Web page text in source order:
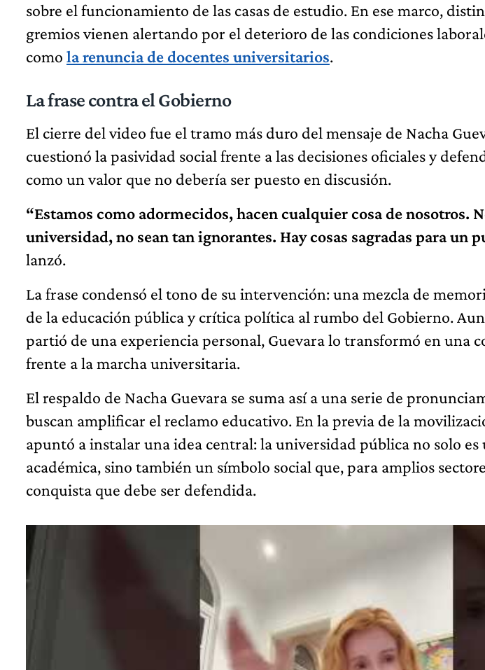
sobre el funcionamiento de las casas de estudio. En ese marco,
gremios vienen alertando por el deterioro de las condiciones
como la renuncia de docentes universitarios.
La frase contra el Gobierno
El cierre del video fue el tramo más duro del mensaje de Nacha
cuestionó la pasividad social frente a las decisiones oficiales y
como un valor que no debería ser puesto en discusión.
“Estamos como adormecidos, hacen cualquier cosa de nosotros.
universidad, no sean tan ignorantes. Hay cosas sagradas para un
lanzó.
La frase condensó el tono de su intervención: una mezcla de
de la educación pública y crítica política al rumbo del Gobierno.
partió de una experiencia personal, Guevara lo transformó en una
frente a la marcha universitaria.
El respaldo de Nacha Guevara se suma así a una serie de
buscan amplificar el reclamo educativo. En la previa de la
apuntó a instalar una idea central: la universidad pública no solo
académica, sino también un símbolo social que, para amplios
conquista que debe ser defendida.